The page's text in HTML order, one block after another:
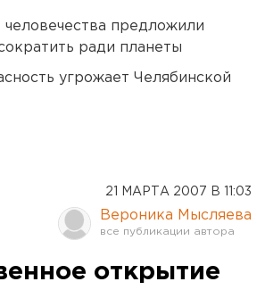
человечества предложили
ради планеты
угрожает Челябинской
21 МАРТА 2007 В 11:03
Вероника Мысляева
открытие